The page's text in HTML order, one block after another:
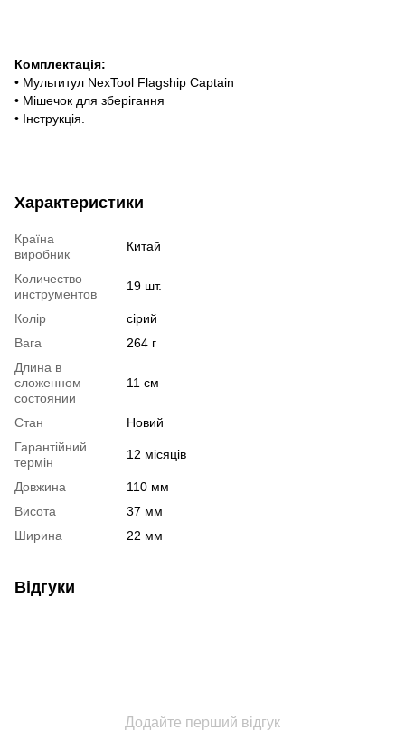
Комплектація:
• Мультитул NexTool Flagship Captain
• Мішечок для зберігання
• Інструкція.
Характеристики
Країна
виробник
Китай
Количество
инструментов
19 шт.
Колір
сірий
Вага
264 г
Длина в
сложенном
состоянии
11 см
Стан
Новий
Гарантійний
термін
12 місяців
Довжина
110 мм
Висота
37 мм
Ширина
22 мм
Відгуки
Додайте перший відгук